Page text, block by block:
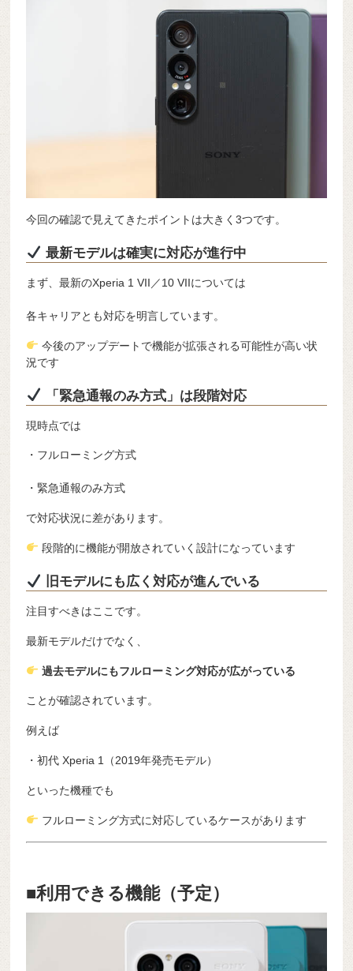
今回の確認で見えてきたポイントは大きく3つです。
最新モデルは確実に対応が進行中
まず、最新のXperia 1 VII／10 VIIについては
各キャリアとも対応を明言しています。
今後のアップデートで機能が拡張される可能性が高い状
況です
「緊急通報のみ方式」は段階対応
現時点では
・フルローミング方式
・緊急通報のみ方式
で対応状況に差があります。
段階的に機能が開放されていく設計になっています
旧モデルにも広く対応が進んでいる
注目すべきはここです。
最新モデルだけでなく、
過去モデルにもフルローミング対応が広がっている
ことが確認されています。
例えば
・初代 Xperia 1（2019年発売モデル）
といった機種でも
フルローミング方式に対応しているケースがあります
■利用できる機能（予定）